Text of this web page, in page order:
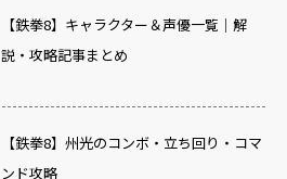
【鉄拳8】キャラクター＆声優一覧｜解
説・攻略記事まとめ
【鉄拳8】州光のコンボ・立ち回り・コマ
ンド攻略